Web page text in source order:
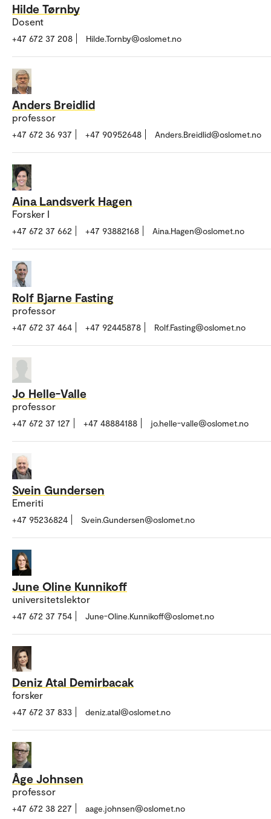
Hilde Tørnby
Dosent
+47 672 37 208 Hilde.Tornby@oslomet.no
Anders Breidlid
professor
+47 672 36 937 +47 90952648 Anders.Breidlid@oslomet.no
Aina Landsverk Hagen
Forsker I
+47 672 37 662 +47 93882168 Aina.Hagen@oslomet.no
Rolf Bjarne Fasting
professor
+47 672 37 464 +47 92445878 Rolf.Fasting@oslomet.no
Jo Helle-Valle
professor
+47 672 37 127 +47 48884188 jo.helle-valle@oslomet.no
Svein Gundersen
Emeriti
+47 95236824 Svein.Gundersen@oslomet.no
June Oline Kunnikoff
universitetslektor
+47 672 37 754 June-Oline.Kunnikoff@oslomet.no
Deniz Atal Demirbacak
forsker
+47 672 37 833 deniz.atal@oslomet.no
Åge Johnsen
professor
+47 672 38 227 aage.johnsen@oslomet.no